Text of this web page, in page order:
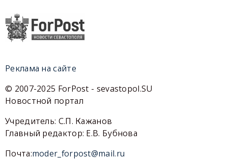
Реклама на сайте
© 2007-2025 ForPost - sevastopol.SU
Новостной портал
Учредитель: С.П. Кажанов
Главный редактор: Е.В. Бубнова
Почта:moder_forpost@mail.ru